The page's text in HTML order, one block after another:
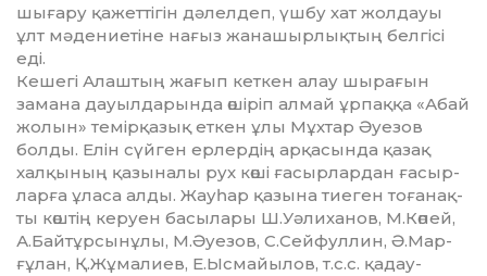
шығару қажеттігін дәлелдеп, үшбу хат жолдауы
ұлт мә­де­ние­тіне нағыз жанашырлықтың белгісі
еді.
Кешегі Алаштың жағып кеткен алау шырағын
замана дауылдарында өшіріп алмай ұрпаққа «Абай
жолын» темірқазық еткен ұлы Мұхтар Әуезов
болды. Елін сүйген ерлердің арқасында қазақ
халқының қазыналы рух көші ғасырлардан ғасыр­
ларға ұласа алды. Жауһар қазына тиеген тоғанақ­
ты көштің керуен басылары Ш.Уәлиханов, М.Кө­пей,
А.Байтұрсынұлы, М.Әуезов, С.Сейфуллин, Ә.Мар­­
ғұлан, Қ.Жұмалиев, Е.Ысмайылов, т.с.с. қа­дау-